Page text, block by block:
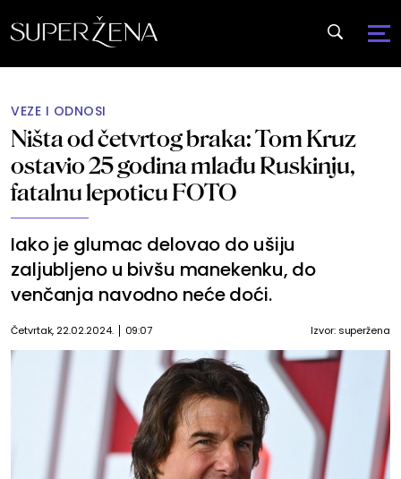
VEZE I ODNOSI
Ništa od četvrtog braka: Tom Kruz
ostavio 25 godina mlađu Ruskinju,
fatalnu lepoticu FOTO
Iako je glumac delovao do ušiju
zaljubljeno u bivšu manekenku, do
venčanja navodno neće doći.
Četvrtak, 22.02.2024. 09:07 Izvor: superžena